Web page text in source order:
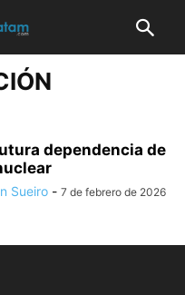
dependencia de
Sueiro - 7 de febrero de 2026